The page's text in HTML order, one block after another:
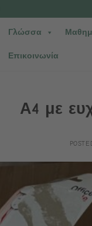
Γλώσσα
Επικοινωνία
Α4 με